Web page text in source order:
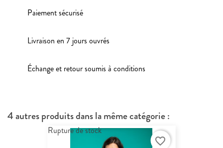
Paiement sécurisé
Livraison en 7 jours ouvrés
Échange et retour soumis à conditions
4 autres produits dans la même catégorie :
Rupture de stock
favorite_border